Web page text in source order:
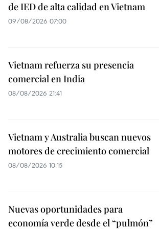
de IED de alta calidad en Vietnam
09/08/2026 07:00
Vietnam refuerza su presencia
comercial en India
08/08/2026 21:41
Vietnam y Australia buscan nuevos
motores de crecimiento comercial
08/08/2026 10:15
Nuevas oportunidades para
economía verde desde el “pulmón”